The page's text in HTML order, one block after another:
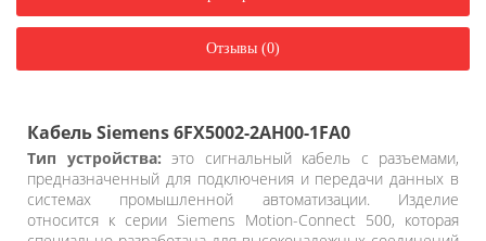
Отзывы (0)
Кабель Siemens 6FX5002-2AH00-1FA0
Тип устройства: это сигнальный кабель с разъемами,
предназначенный для подключения и передачи данных в
системах промышленной автоматизации. Изделие
относится к серии Siemens Motion-Connect 500, которая